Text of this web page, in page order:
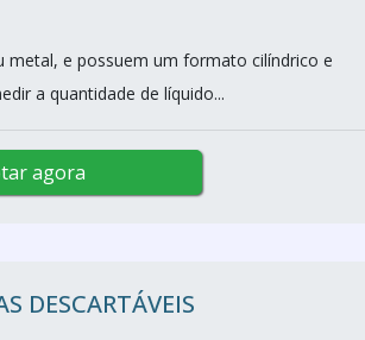
metal, e possuem um formato cilíndrico e
a quantidade de líquido...
agora
DESCARTÁVEIS